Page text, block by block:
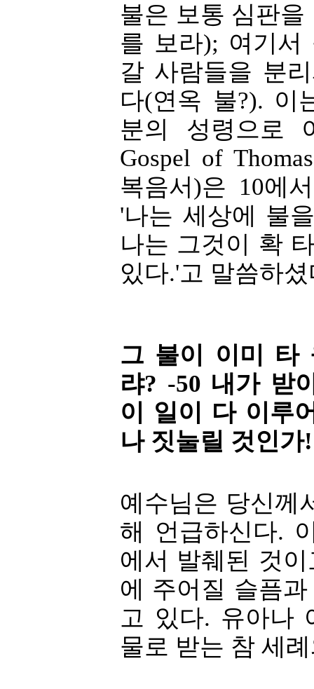
불은 보통 심판을
를 보라); 여기서
갈 사람들을 분
다(연옥 불?). 이
분의 성령으로
Gospel of
복음서)은 10에
'나는 세상에 불
나는 그것이 확
있다.'고 말씀하
그 불이 이미 타
랴? -50 내가 받
이 일이 다 이루
나 짓눌릴 것인가!
예수님은 당신께
해 언급하신다.
에서 발췌된 것
에 주어질 슬픔
고 있다. 유아나
물로 받는 참 세